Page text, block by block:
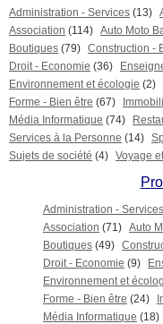
Administration - Services (13)
Association (114) Auto Moto
Boutiques (79) Construction -
Droit - Economie (36)
Environnement et écologie (2)
Forme - Bien être (67)
Média Informatique (74)
Services à la Personne (14)
Sujets de société (4) Voyage
Administration - Services
Association (71) Auto
Boutiques (49)
Droit - Economie (9)
Environnement et
Forme - Bien être (24)
Média Informatique (18)